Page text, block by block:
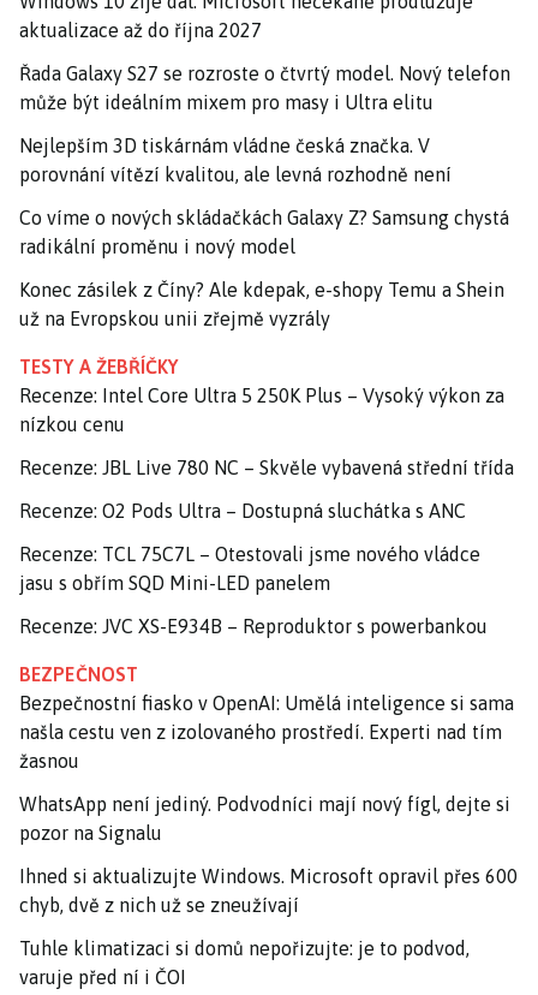
aktualizace až do října 2027
Řada Galaxy S27 se rozroste o čtvrtý model. Nový telefon
může být ideálním mixem pro masy i Ultra elitu
Nejlepším 3D tiskárnám vládne česká značka. V
porovnání vítězí kvalitou, ale levná rozhodně není
Co víme o nových skládačkách Galaxy Z? Samsung chystá
radikální proměnu i nový model
Konec zásilek z Číny? Ale kdepak, e-shopy Temu a Shein
už na Evropskou unii zřejmě vyzrály
TESTY A ŽEBŘÍČKY
Recenze: Intel Core Ultra 5 250K Plus – Vysoký výkon za
nízkou cenu
Recenze: JBL Live 780 NC – Skvěle vybavená střední třída
Recenze: O2 Pods Ultra – Dostupná sluchátka s ANC
Recenze: TCL 75C7L – Otestovali jsme nového vládce
jasu s obřím SQD Mini-LED panelem
Recenze: JVC XS-E934B – Reproduktor s powerbankou
BEZPEČNOST
Bezpečnostní fiasko v OpenAI: Umělá inteligence si sama
našla cestu ven z izolovaného prostředí. Experti nad tím
žasnou
WhatsApp není jediný. Podvodníci mají nový fígl, dejte si
pozor na Signalu
Ihned si aktualizujte Windows. Microsoft opravil přes 600
chyb, dvě z nich už se zneužívají
Tuhle klimatizaci si domů nepořizujte: je to podvod,
varuje před ní i ČOI